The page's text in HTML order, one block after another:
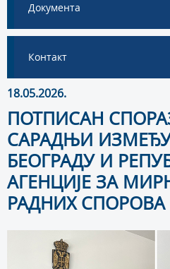
Документа
Контакт
18.05.2026.
ПОТПИСАН
САРАДЊИ
БЕОГРАДУ И
АГЕНЦИЈЕ ЗА
РАДНИХ СПОРОВА